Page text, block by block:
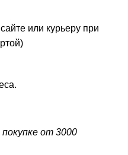
или курьеру при
от 3000